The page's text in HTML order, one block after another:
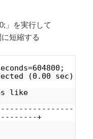
」を実行して
短縮する
(0.00 sec)
like
+